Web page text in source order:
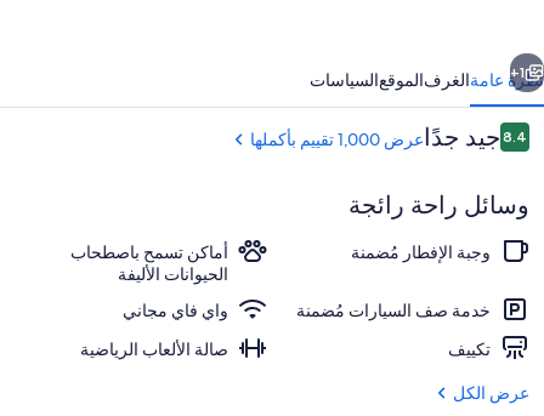
باي
آيتش
جي
مدخل المنشأة
1+
نظرة عامةالغرفالموقعالسياسات
التقييمات
8.48.4 من 10جيد جدًاعرض 1,000 تقييم بأكملها
وسائل راحة رائجة
وجبة الإفطار مُضمنة
أماكن تسمح باصطحاب
الحيوانات الأليفة
خدمة صف السيارات مُضمنة
واي فاي مجاني
تكييف
صالة الألعاب الرياضية
عرض الكل